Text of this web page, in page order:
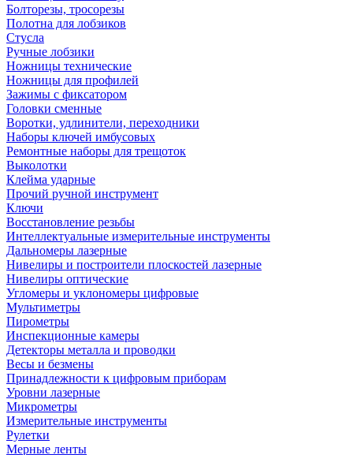
Болторезы, тросорезы
Полотна для лобзиков
Стусла
Ручные лобзики
Ножницы технические
Ножницы для профилей
Зажимы с фиксатором
Головки сменные
Воротки, удлинители, переходники
Наборы ключей имбусовых
Ремонтные наборы для трещоток
Выколотки
Клейма ударные
Прочий ручной инструмент
Ключи
Восстановление резьбы
Интеллектуальные измерительные инструменты
Дальномеры лазерные
Нивелиры и построители плоскостей лазерные
Нивелиры оптические
Угломеры и уклономеры цифровые
Мультиметры
Пирометры
Инспекционные камеры
Детекторы металла и проводки
Весы и безмены
Принадлежности к цифровым приборам
Уровни лазерные
Микрометры
Измерительные инструменты
Рулетки
Мерные ленты